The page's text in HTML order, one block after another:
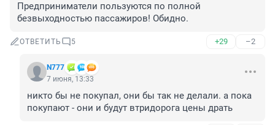
Предприниматели пользуются по полной
безвыходностью пассажиров! Обидно.
ОТВЕТИТЬ 5 +29 –2
N777
7 июня, 13:33
никто бы не покупал, они бы так не делали. а пока
покупают - они и будут втридорога цены драть